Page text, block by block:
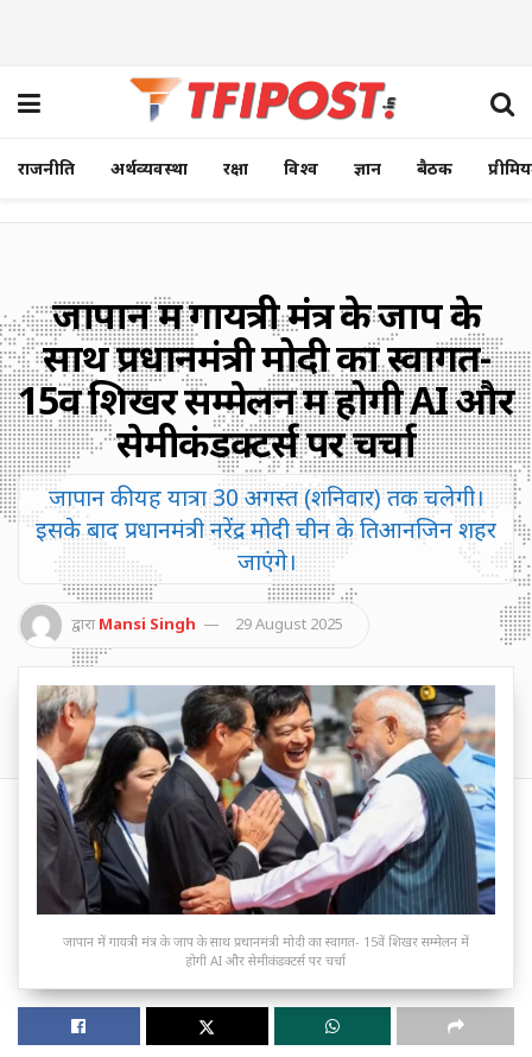
राजनीति अर्थव्यवस्था रक्षा विश्व ज्ञान बैठक
जापान में गायत्री मंंत्र के जाप के
साथ प्रधानमंत्री मोदी का स्वागत-
15वें शिखर सम्मेलन में होगी AI और
सेमीकंडक्टर्स पर चर्चा
जापान की यह यात्रा 30 अगस्त (शनिवार) तक चलेगी।
इसके बाद प्रधानमंत्री नरेंद्र मोदी चीन के तिआनजिन शहर
जाएंगे।
द्वारा Mansi Singh 29 August 2025
जापान में गायत्री मंंत्र के जाप के साथ प्रधानमंत्री मोदी का स्वागत- 15वें शिखर सम्मेलन में
होगी AI और सेमीकंडक्टर्स पर चर्चा